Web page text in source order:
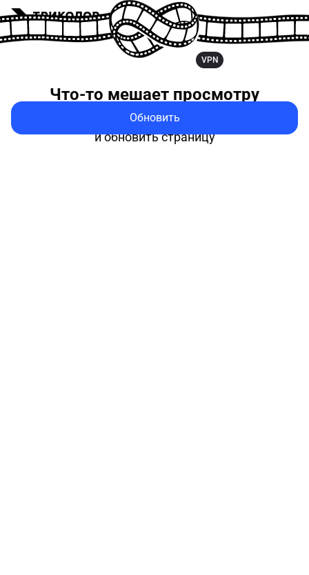
VPN
Что-то мешает просмотру
Попробуйте выключить VPN
и обновить страницу
Обновить